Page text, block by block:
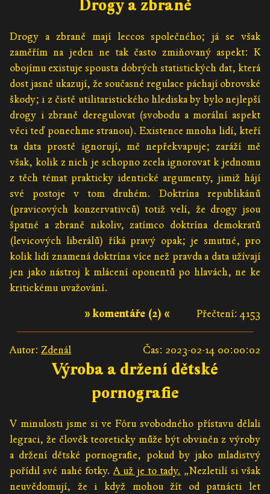
Drogy a zbraně
Drogy a zbraně mají leccos společného; já se však
zaměřím na jeden ne tak často zmiňovaný aspekt: K
obojímu existuje spousta dobrých statistických dat, která
dost jasně ukazují, že současné regulace páchají obrovské
škody; i z čistě utilitaristického hlediska by bylo nejlepší
drogy i zbraně deregulovat (svobodu a morální aspekt
věci teď ponechme stranou). Existence mnoha lidí, kteří
ta data prostě ignorují, mě nepřekvapuje; zaráží mě
však, kolik z nich je schopno zcela ignorovat k jednomu
z těch témat prakticky identické argumenty, jimiž hájí
své postoje v tom druhém. Doktrína republikánů
(pravicových konzervativců) totiž velí, že drogy jsou
špatné a zbraně nikoliv, zatímco doktrína demokratů
(levicových liberálů) říká pravý opak; je smutné, pro
kolik lidí znamená doktrína více než pravda a data užívají
jen jako nástroj k mlácení oponentů po hlavách, ne ke
kritickému uvažování.
Přečtení: 4153
» komentáře (2) «
Autor: Zdenál Čas: 2023-02-14 00:00:02
Výroba a držení dětské
pornografie
V minulosti jsme si ve Fóru svobodného přístavu dělali
legraci, že člověk teoreticky může být obviněn z výroby
a držení dětské pornografie, pokud by jako mladistvý
pořídil své nahé fotky.A už je to tady. „Nezletilí si však
neuvědomují, že i když mohou žít od patnácti let